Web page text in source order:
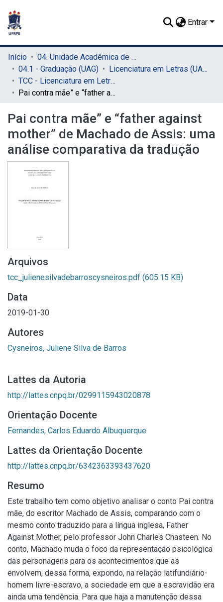
Entrar
Início
04. Unidade Acadêmica de Garanhuns (UAG)
04.1 - Graduação (UAG)
Licenciatura em Letras (UAG)
TCC - Licenciatura em Letras (UAG)
Pai contra mãe” e “father against mother” de Machado de Assis: uma análise comparativa da tradução
Pai contra mãe” e “father against
mother” de Machado de Assis: uma
análise comparativa da tradução
Arquivos
tcc_julienesilvadebarroscysneiros.pdf (605.15 KB)
Data
2019-01-30
Autores
Cysneiros, Juliene Silva de Barros
Lattes da Autoria
http://lattes.cnpq.br/0299115943020878
Orientação Docente
Fernandes, Carlos Eduardo Albuquerque
Lattes da Orientação Docente
http://lattes.cnpq.br/6342363393437620
Resumo
Este trabalho tem como objetivo analisar o conto Pai contra
mãe, do escritor Machado de Assis, comparando com o
mesmo conto traduzido para a língua inglesa, Father
Against Mother, pelo professor John Charles Chasteen. No
conto, Machado muda o foco da representação psicológica
das personagens para os acontecimentos que as
envolvem, dessa forma, expondo, na relação latifundiário-
homem livre-escravo, a sociedade em que a escravidão era
ainda uma tendência. Para que haja a manutenção dessa